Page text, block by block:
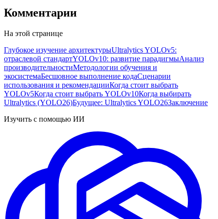
Комментарии
На этой странице
Глубокое изучение архитектурыUltralytics YOLOv5:
отраслевой стандартYOLOv10: развитие парадигмыАнализ
производительностиМетодологии обучения и
экосистемаБесшовное выполнение кодаСценарии
использования и рекомендацииКогда стоит выбрать
YOLOv5Когда стоит выбрать YOLOv10Когда выбирать
Ultralytics (YOLO26)Будущее: Ultralytics YOLO26Заключение
Изучить с помощью ИИ